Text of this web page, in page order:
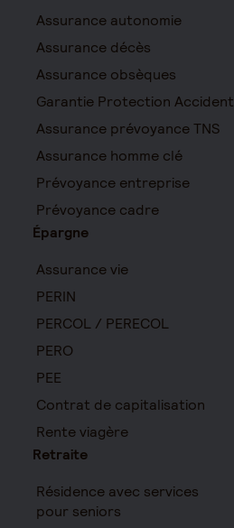
Assurance autonomie
Assurance décès
Assurance obsèques
Garantie Protection Accident
Assurance prévoyance TNS
Assurance homme clé
Prévoyance entreprise
Prévoyance cadre
Épargne
Assurance vie
PERIN
PERCOL / PERECOL
PERO
PEE
Contrat de capitalisation
Rente viagère
Retraite
Résidence avec services
pour seniors